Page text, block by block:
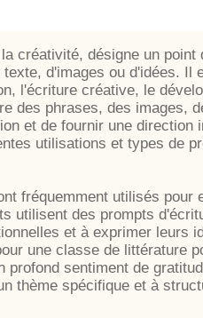
créativité, désigne un point
d'images ou d'idées. Il
l'écriture créative, le
des phrases, des images,
et de fournir une direction
utilisations et types de
fréquemment utilisés pour
utilisent des prompts
et à exprimer leurs
une classe de littérature
sentiment de
thème spécifique et à